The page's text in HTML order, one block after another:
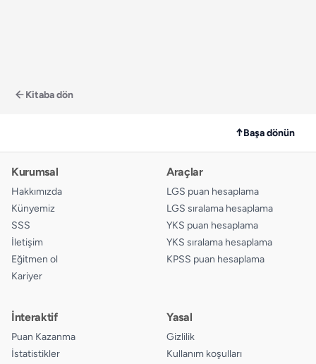
Kitaba dön
↑Başa dönün
Kurumsal
Hakkımızda
Künyemiz
SSS
İletişim
Eğitmen ol
Kariyer
Araçlar
LGS puan hesaplama
LGS sıralama hesaplama
YKS puan hesaplama
YKS sıralama hesaplama
KPSS puan hesaplama
İnteraktif
Puan Kazanma
İstatistikler
Yasal
Gizlilik
Kullanım koşulları